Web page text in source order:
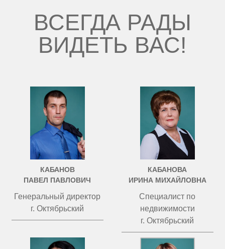
ВСЕГДА РАДЫ
ВИДЕТЬ ВАС!
КАБАНОВ
ПАВЕЛ ПАВЛОВИЧ
Генеральный директор
г. Октябрьский
КАБАНОВА
ИРИНА МИХАЙЛОВНА
Специалист по
недвижимости
г. Октябрьский